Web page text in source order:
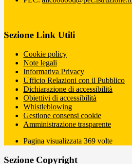
Sezione Link Utili
Cookie policy
Note legali
Informativa Privacy
Ufficio Relazioni con il Pubblico
Dichiarazione di accessibilità
Obiettivi di accessibilità
Whistleblowing
Gestione consensi cookie
Amministrazione trasparente
Pagina visualizzata 369 volte
Sezione Copyright